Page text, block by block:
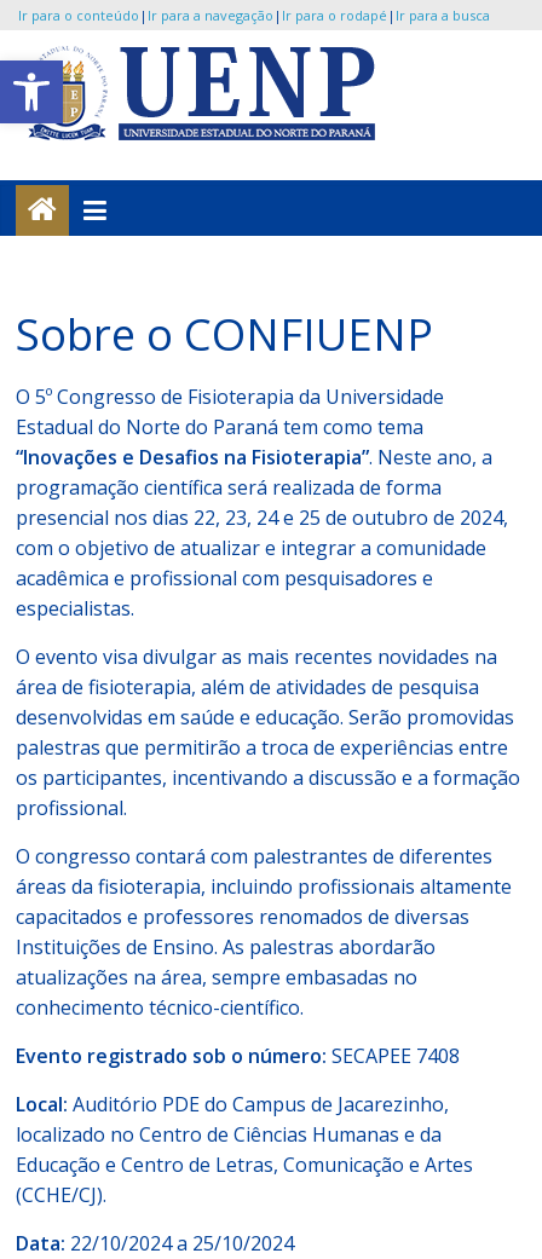
Abrir a barra de ferramentas
Ir para o conteúdo | Ir para a navegação | Ir para o rodapé | Ir para a busca
para
conteúdo
UENP
/
Portal
de
da
Universidade
Sobre o CONFIUENP
O 5º Congresso de Fisioterapia da Universidade
Estadual do Norte do Paraná tem como tema
“Inovações e Desafios na Fisioterapia”. Neste ano, a
programação científica será realizada de forma
presencial nos dias 22, 23, 24 e 25 de outubro de 2024,
com o objetivo de atualizar e integrar a comunidade
acadêmica e profissional com pesquisadores e
especialistas.
O evento visa divulgar as mais recentes novidades na
área de fisioterapia, além de atividades de pesquisa
desenvolvidas em saúde e educação. Serão promovidas
palestras que permitirão a troca de experiências entre
os participantes, incentivando a discussão e a formação
profissional.
O congresso contará com palestrantes de diferentes
áreas da fisioterapia, incluindo profissionais altamente
capacitados e professores renomados de diversas
Instituições de Ensino. As palestras abordarão
atualizações na área, sempre embasadas no
conhecimento técnico-científico.
Evento registrado sob o número: SECAPEE 7408
Local: Auditório PDE do Campus de Jacarezinho,
localizado no Centro de Ciências Humanas e da
Educação e Centro de Letras, Comunicação e Artes
(CCHE/CJ).
Data: 22/10/2024 a 25/10/2024